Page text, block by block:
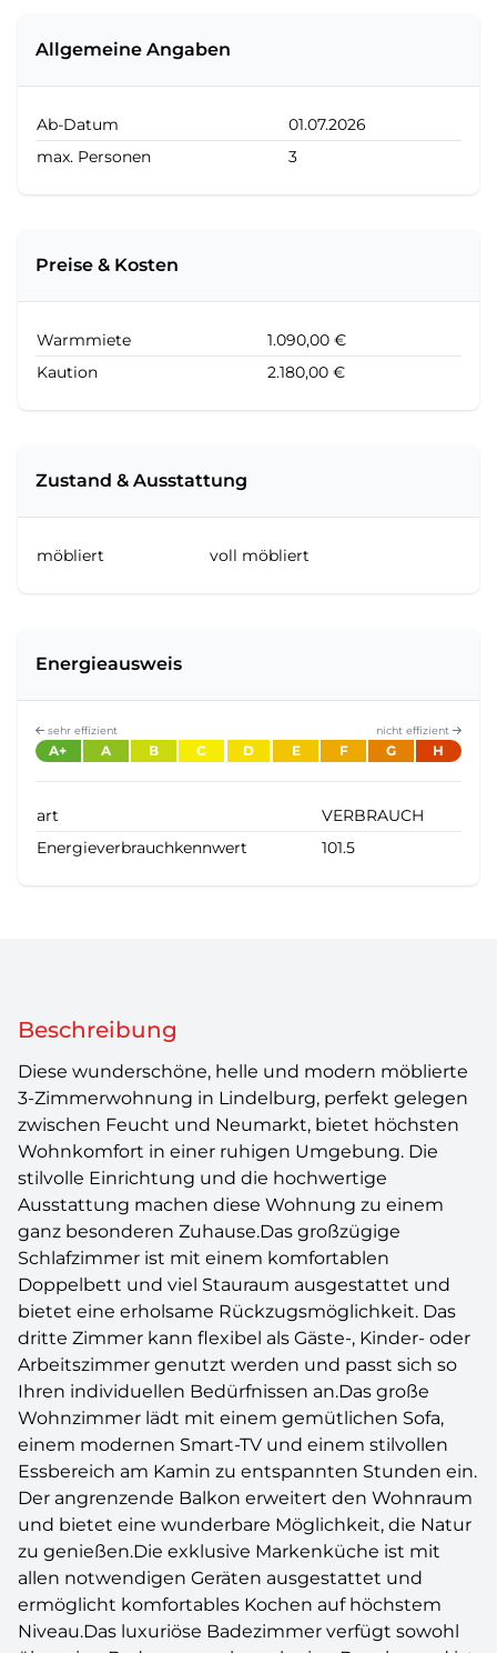
Allgemeine Angaben
Ab-Datum
01.07.2026
max. Personen
3
Preise & Kosten
Warmmiete
1.090,00 €
Kaution
2.180,00 €
Zustand & Ausstattung
möbliert voll möbliert
Energieausweis
sehr effizient nicht effizient
A+ A B C D E F G H
art
VERBRAUCH
Energieverbrauchkennwert
101.5
Beschreibung
Diese wunderschöne, helle und modern möblierte
3-Zimmerwohnung in Lindelburg, perfekt gelegen
zwischen Feucht und Neumarkt, bietet höchsten
Wohnkomfort in einer ruhigen Umgebung. Die
stilvolle Einrichtung und die hochwertige
Ausstattung machen diese Wohnung zu einem
ganz besonderen Zuhause.Das großzügige
Schlafzimmer ist mit einem komfortablen
Doppelbett und viel Stauraum ausgestattet und
bietet eine erholsame Rückzugsmöglichkeit. Das
dritte Zimmer kann flexibel als Gäste-, Kinder- oder
Arbeitszimmer genutzt werden und passt sich so
Ihren individuellen Bedürfnissen an.Das große
Wohnzimmer lädt mit einem gemütlichen Sofa,
einem modernen Smart-TV und einem stilvollen
Essbereich am Kamin zu entspannten Stunden ein.
Der angrenzende Balkon erweitert den Wohnraum
und bietet eine wunderbare Möglichkeit, die Natur
zu genießen.Die exklusive Markenküche ist mit
allen notwendigen Geräten ausgestattet und
ermöglicht komfortables Kochen auf höchstem
Niveau.Das luxuriöse Badezimmer verfügt sowohl